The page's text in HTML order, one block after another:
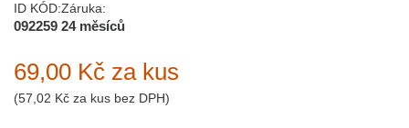
ID KÓD:
092259
Záruka:
24 měsíců
69,00 Kč za kus
(57,02 Kč za kus bez DPH)